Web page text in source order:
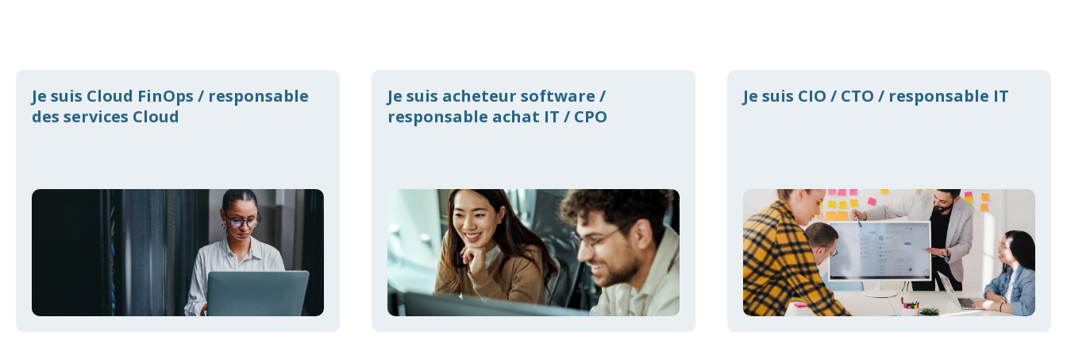
Je suis Cloud FinOps / responsable
des services Cloud
Je suis acheteur software /
responsable achat IT / CPO
Je suis CIO / CTO / responsable IT